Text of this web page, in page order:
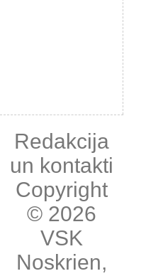
Redakcija
un kontakti
Copyright
© 2026
VSK
Noskrien,